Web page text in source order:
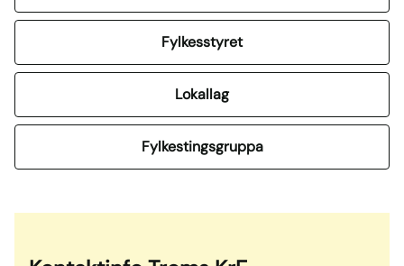
Fylkesstyret
Lokallag
Fylkestingsgruppa